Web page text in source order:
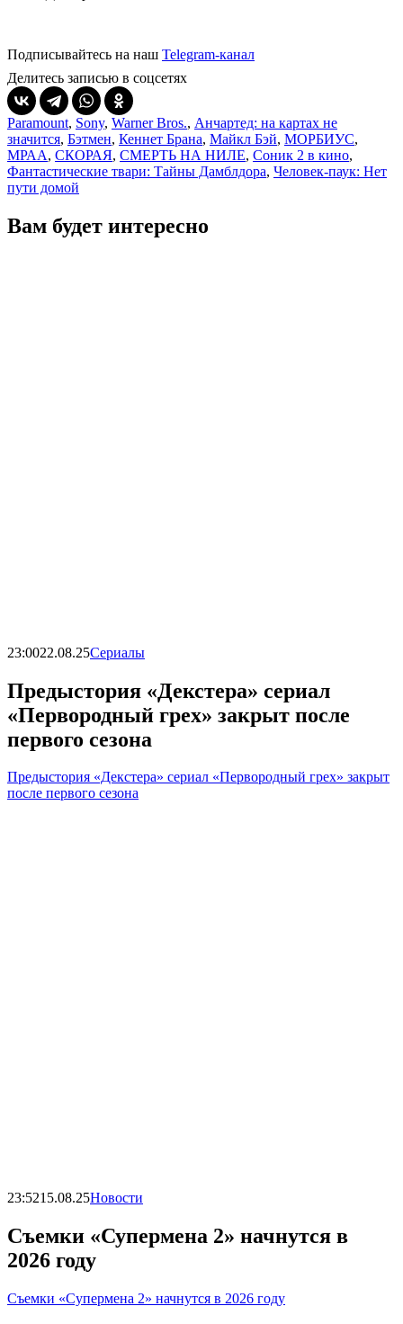
Подписывайтесь на наш Telegram-канал
Делитесь записью в соцсетях
Paramount, Sony, Warner Bros., Анчартед: на картах не
значится, Бэтмен, Кеннет Брана, Майкл Бэй, МОРБИУС,
МРАА, СКОРАЯ, СМЕРТЬ НА НИЛЕ, Соник 2 в кино,
Фантастические твари: Тайны Дамблдора, Человек-паук: Нет
пути домой
Вам будет интересно
23:0022.08.25Сериалы
Предыстория «Декстера» сериал
«Первородный грех» закрыт после
первого сезона
Предыстория «Декстера» сериал «Первородный грех» закрыт
после первого сезона
23:5215.08.25Новости
Съемки «Супермена 2» начнутся в
2026 году
Съемки «Супермена 2» начнутся в 2026 году